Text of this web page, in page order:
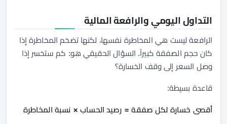
التداول اليومي والرافعة المالية
الرافعة ليست هي المخاطرة نفسها، لكنها تضخم المخاطرة إذا
كان حجم الصفقة كبيراً. السؤال الحقيقي هو: كم ستخسر إذا
وصل السعر إلى وقف الخسارة؟
قاعدة بسيطة:
أقصى خسارة لكل صفقة = رصيد الحساب × نسبة المخاطرة